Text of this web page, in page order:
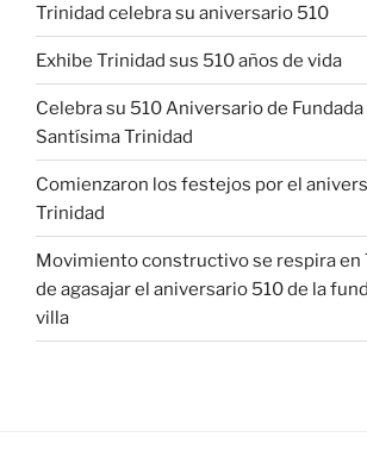
Trinidad celebra su aniversario 510
Exhibe Trinidad sus 510 años de vida
Celebra su 510 Aniversario de Fundada
Santísima Trinidad
Comienzaron los festejos por el
Trinidad
Movimiento constructivo se respira en
de agasajar el aniversario 510 de la
villa